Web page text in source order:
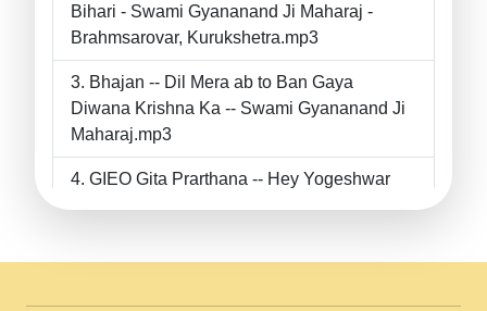
Bihari - Swami Gyananand Ji Maharaj -
Brahmsarovar, Kurukshetra.mp3
Bhajan -- Dil Mera ab to Ban Gaya
Diwana Krishna Ka -- Swami Gyananand Ji
Maharaj.mp3
GIEO Gita Prarthana -- Hey Yogeshwar
II Swami Gyananand Ji Maharaj.mp3